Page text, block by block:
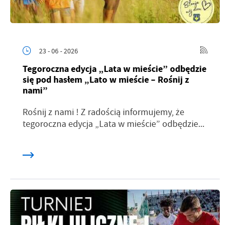
23 - 06 - 2026
Tegoroczna edycja „Lata w mieście” odbędzie
się pod hasłem „Lato w mieście – Rośnij z
nami”
Rośnij z nami ! Z radością informujemy, że
tegoroczna edycja „Lata w mieście” odbędzie...